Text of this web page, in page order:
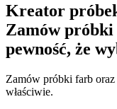
Kreator
Zamów
pewność, że
Zamów próbki farb
właściwie.